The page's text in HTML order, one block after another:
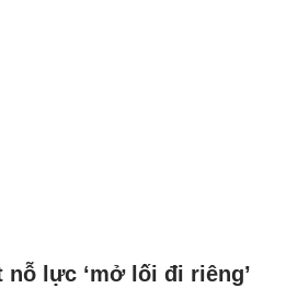
nỗ lực ‘mở lối đi riêng’